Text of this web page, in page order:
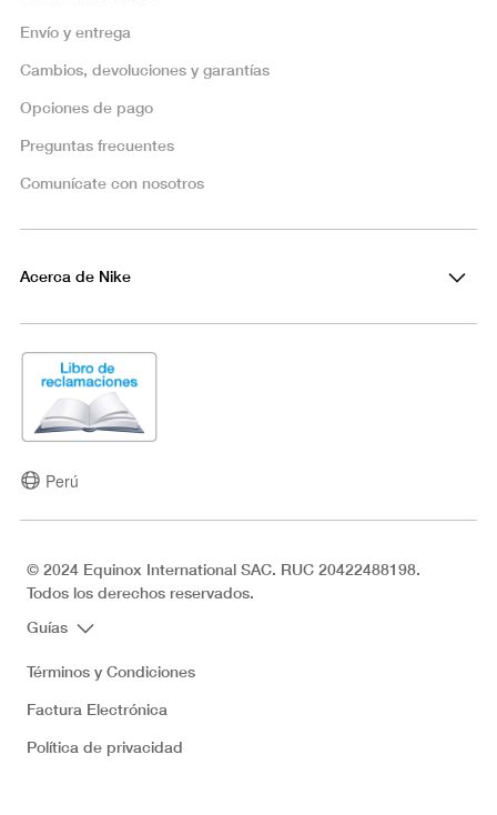
Envío y entrega
Cambios, devoluciones y garantías
Opciones de pago
Preguntas frecuentes
Comunícate con nosotros
Acerca de Nike
Perú
© 2024 Equinox International SAC. RUC 20422488198.
Todos los derechos reservados.
Guías
Términos y Condiciones
Factura Electrónica
Política de privacidad